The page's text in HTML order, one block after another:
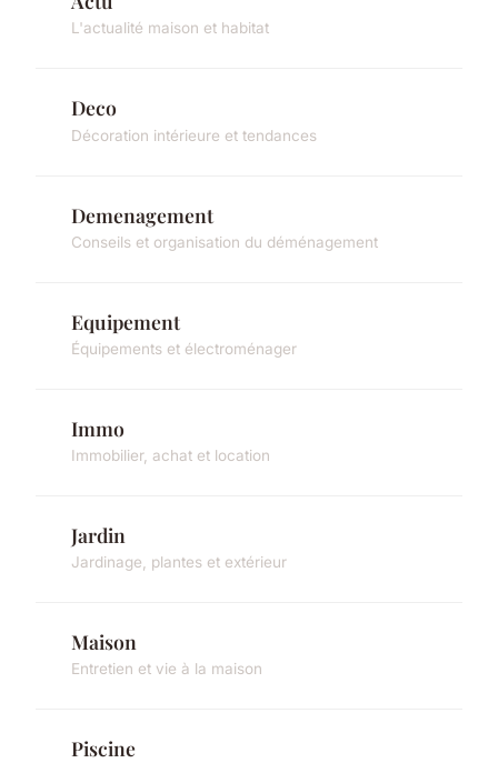
L'actualité maison et habitat
Deco
Décoration intérieure et tendances
Demenagement
Conseils et organisation du déménagement
Equipement
Équipements et électroménager
Immo
Immobilier, achat et location
Jardin
Jardinage, plantes et extérieur
Maison
Entretien et vie à la maison
Piscine